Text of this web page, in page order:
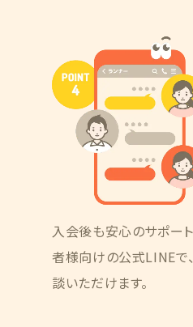
入会後も安心のサポー
者様向けの公式LINEで
談いただけます。